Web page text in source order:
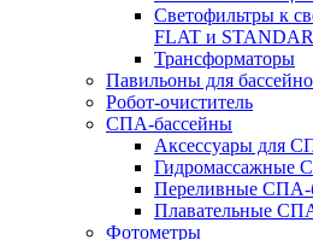
Светофильтры к
FLAT и
Трансформаторы
Павильоны для
Робот-очиститель
СПА-бассейны
Аксессуары для
Гидромассажные
Переливные СПА-
Плавательные
Фотометры